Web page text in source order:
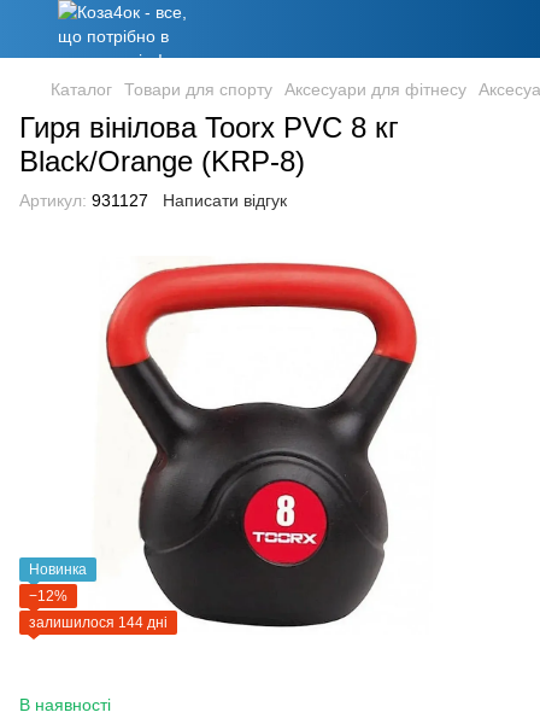
Каталог Товари для спорту Аксесуари для фітнесу
Гиря вінілова Toorx PVC 8 кг
Black/Orange (KRP-8)
Артикул: 931127 Написати відгук
Новинка
−12%
залишилося 144 дні
В наявності